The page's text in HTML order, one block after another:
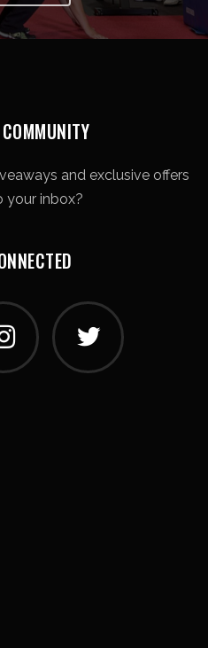
and exclusive offers
your inbox?